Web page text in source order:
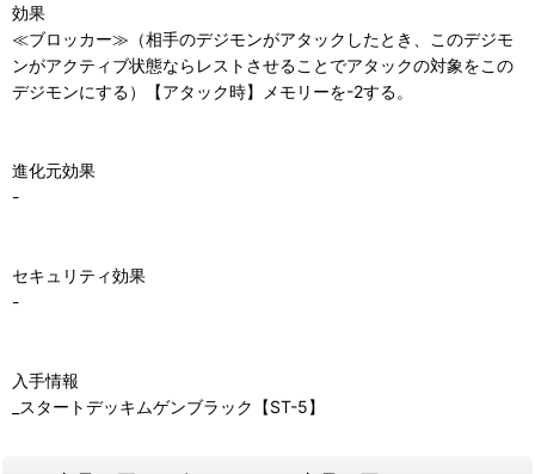
効果
≪ブロッカー≫（相手のデジモンがアタックしたとき、このデジモ
ンがアクティブ状態ならレストさせることでアタックの対象をこの
デジモンにする）【アタック時】メモリーを-2する。
進化元効果
-
セキュリティ効果
-
入手情報
_スタートデッキムゲンブラック【ST-5】